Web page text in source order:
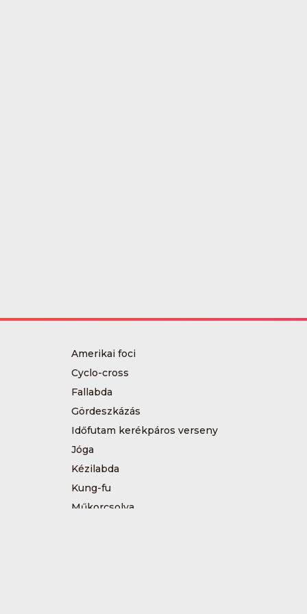
Amerikai foci
Cyclo-cross
Fallabda
Gördeszkázás
Időfutam kerékpáros verseny
Jóga
Kézilabda
Kung-fu
Műkorcsolya